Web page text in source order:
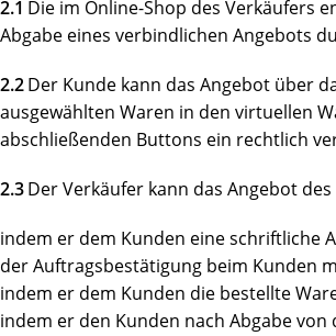
2.1 Die im Online-Shop des Verkäufers
Abgabe eines verbindlichen Angebots
2.2Der Kunde kann das Angebot über
ausgewählten Waren in den virtuellen
abschließenden Buttons ein rechtlich
2.3Der Verkäufer kann das Angebot
indem er dem Kunden eine schriftliche
der Auftragsbestätigung beim Kunden
indem er dem Kunden die bestellte
indem er den Kunden nach Abgabe